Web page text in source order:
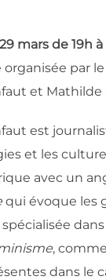
mars de 19h à
par
et Mathilde
est
et les
avec un
qui évoque les
,
dans le